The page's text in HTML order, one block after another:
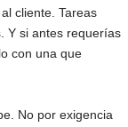
cliente. Tareas
Y si antes requerías
con una que
No por exigencia